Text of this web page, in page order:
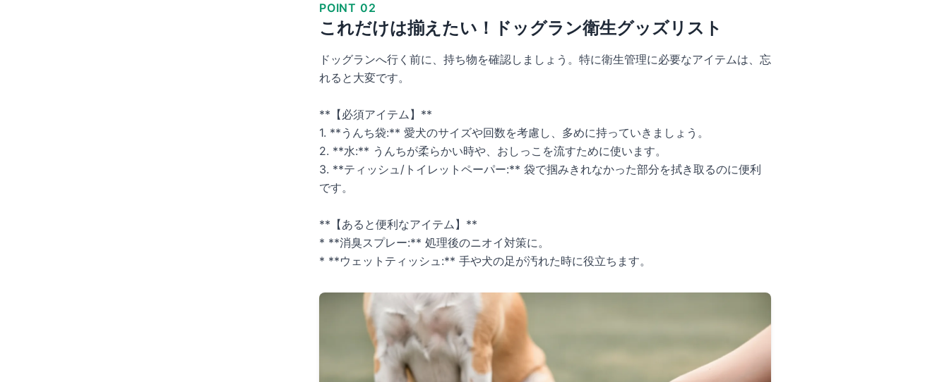
POINT 02
これだけは揃えたい！ドッグラン衛生グッズリスト
ドッグランへ行く前に、持ち物を確認しましょう。特に衛生管理に必要なアイテムは、忘
れると大変です。
**【必須アイテム】**
1. **うんち袋:** 愛犬のサイズや回数を考慮し、多めに持っていきましょう。
2. **水:** うんちが柔らかい時や、おしっこを流すために使います。
3. **ティッシュ/トイレットペーパー:** 袋で掴みきれなかった部分を拭き取るのに便利
です。
**【あると便利なアイテム】**
* **消臭スプレー:** 処理後のニオイ対策に。
* **ウェットティッシュ:** 手や犬の足が汚れた時に役立ちます。